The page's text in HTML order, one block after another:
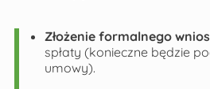
Złożenie formalnego
spłaty (konieczne będzie
umowy).